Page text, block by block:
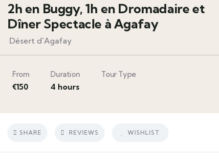
2h en Buggy, 1h en Dromadaire et
Dîner Spectacle à Agafay
Désert d'Agafay
From
€150
Duration
4 hours
Tour Type
SHARE REVIEWS WISHLIST